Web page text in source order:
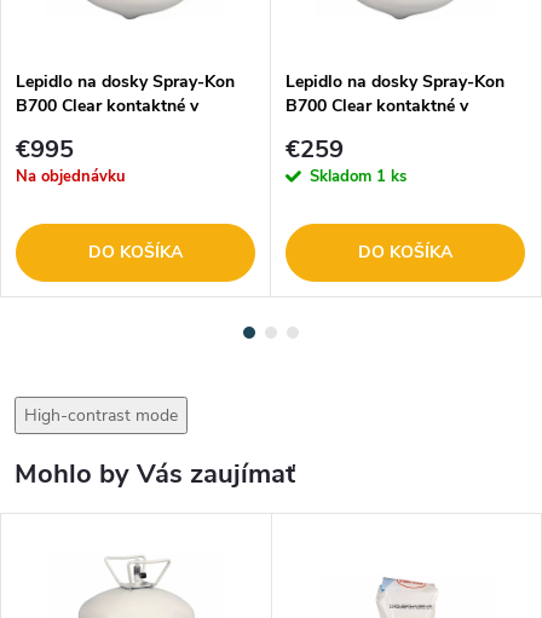
Lepidlo na dosky Spray-Kon
B700 Clear kontaktné v
€995
Na objednávku
DO KOŠÍKA
Lepidlo na dosky Spray-Kon
B700 Clear kontaktné v
€259
Skladom 1 ks
DO KOŠÍKA
High-contrast mode
Mohlo by Vás zaujímať